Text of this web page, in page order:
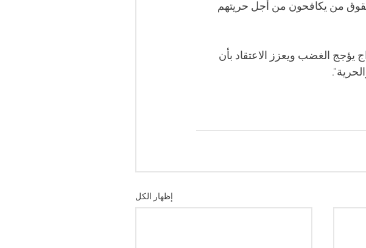
حقوق من يكافحون من أجل حريتهم
يؤجج الغضب ويعزز الاعتقاد بأن
إظهار الكل